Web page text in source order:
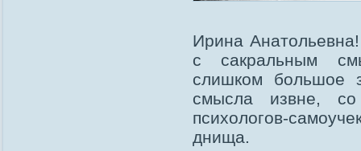
Ирина
с сакральным
слишком большое
смысла извне,
психологов-
днища.